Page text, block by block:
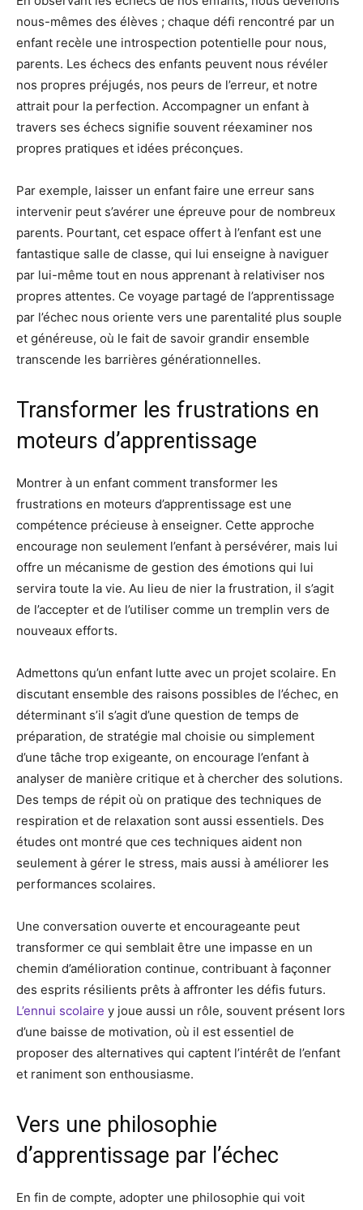
nous-mêmes des élèves ; chaque défi rencontré par un
enfant recèle une introspection potentielle pour nous,
parents. Les échecs des enfants peuvent nous révéler
nos propres préjugés, nos peurs de l’erreur, et notre
attrait pour la perfection. Accompagner un enfant à
travers ses échecs signifie souvent réexaminer nos
propres pratiques et idées préconçues.
Par exemple, laisser un enfant faire une erreur sans
intervenir peut s’avérer une épreuve pour de nombreux
parents. Pourtant, cet espace offert à l’enfant est une
fantastique salle de classe, qui lui enseigne à naviguer
par lui-même tout en nous apprenant à relativiser nos
propres attentes. Ce voyage partagé de l’apprentissage
par l’échec nous oriente vers une parentalité plus souple
et généreuse, où le fait de savoir grandir ensemble
transcende les barrières générationnelles.
Transformer les frustrations en
moteurs d’apprentissage
Montrer à un enfant comment transformer les
frustrations en moteurs d’apprentissage est une
compétence précieuse à enseigner. Cette approche
encourage non seulement l’enfant à persévérer, mais lui
offre un mécanisme de gestion des émotions qui lui
servira toute la vie. Au lieu de nier la frustration, il s’agit
de l’accepter et de l’utiliser comme un tremplin vers de
nouveaux efforts.
Admettons qu’un enfant lutte avec un projet scolaire. En
discutant ensemble des raisons possibles de l’échec, en
déterminant s’il s’agit d’une question de temps de
préparation, de stratégie mal choisie ou simplement
d’une tâche trop exigeante, on encourage l’enfant à
analyser de manière critique et à chercher des solutions.
Des temps de répit où on pratique des techniques de
respiration et de relaxation sont aussi essentiels. Des
études ont montré que ces techniques aident non
seulement à gérer le stress, mais aussi à améliorer les
performances scolaires.
Une conversation ouverte et encourageante peut
transformer ce qui semblait être une impasse en un
chemin d’amélioration continue, contribuant à façonner
des esprits résilients prêts à affronter les défis futurs.
L’ennui scolaire y joue aussi un rôle, souvent présent lors
d’une baisse de motivation, où il est essentiel de
proposer des alternatives qui captent l’intérêt de l’enfant
et raniment son enthousiasme.
Vers une philosophie
d’apprentissage par l’échec
En fin de compte, adopter une philosophie qui voit